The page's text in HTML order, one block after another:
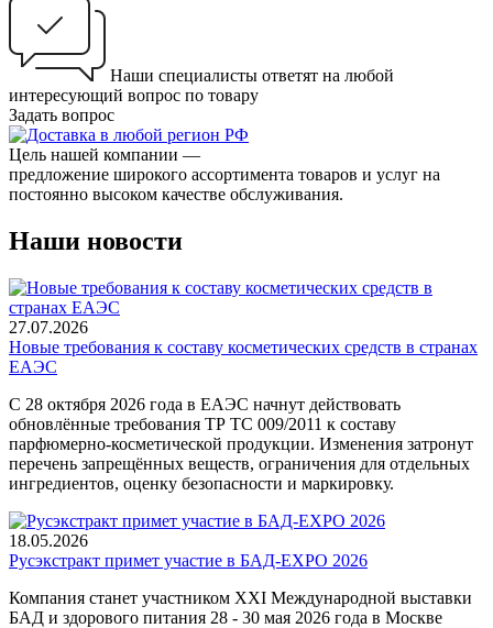
Наши специалисты ответят на любой
интересующий вопрос по товару
Задать вопрос
Цель нашей компании —
предложение широкого ассортимента товаров и услуг на
постоянно высоком качестве обслуживания.
Наши новости
27.07.2026
Новые требования к составу косметических средств в странах
ЕАЭС
С 28 октября 2026 года в ЕАЭС начнут действовать
обновлённые требования ТР ТС 009/2011 к составу
парфюмерно-косметической продукции. Изменения затронут
перечень запрещённых веществ, ограничения для отдельных
ингредиентов, оценку безопасности и маркировку.
18.05.2026
Русэкстракт примет участие в БАД-EXPO 2026
Компания станет участником XXI Международной выставки
БАД и здорового питания 28 - 30 мая 2026 года в Москве